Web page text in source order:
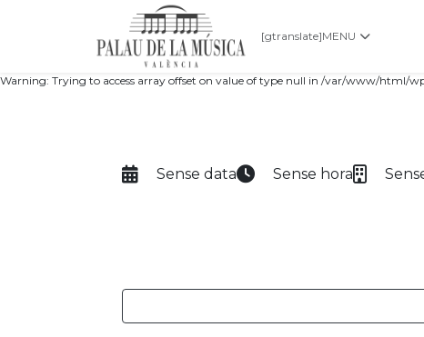
[gtranslate]MENU
Warning: Trying to access array offset on value of type null in /var/www/html/
Sense data Sense hora